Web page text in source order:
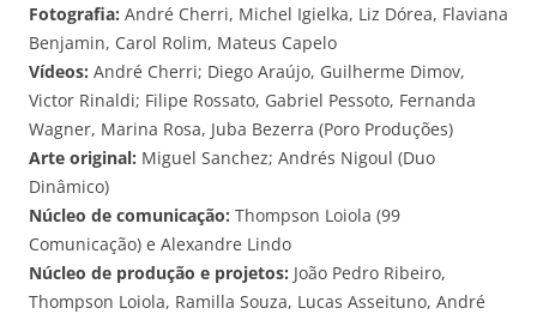
Fotografia: André Cherri, Michel Igielka, Liz Dórea, Flaviana
Benjamin, Carol Rolim, Mateus Capelo
Vídeos: André Cherri; Diego Araújo, Guilherme Dimov,
Victor Rinaldi; Filipe Rossato, Gabriel Pessoto, Fernanda
Wagner, Marina Rosa, Juba Bezerra (Poro Produções)
Arte original: Miguel Sanchez; Andrés Nigoul (Duo
Dinâmico)
Núcleo de comunicação: Thompson Loiola (99
Comunicação) e Alexandre Lindo
Núcleo de produção e projetos: João Pedro Ribeiro,
Thompson Loiola, Ramilla Souza, Lucas Asseituno, André